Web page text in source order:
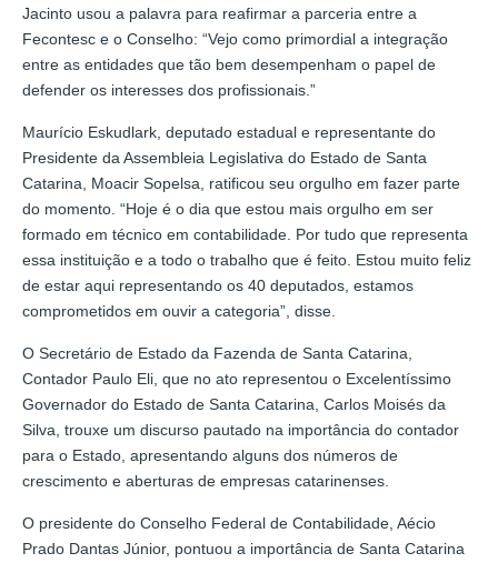
Jacinto usou a palavra para reafirmar a parceria entre a
Fecontesc e o Conselho: “Vejo como primordial a integração
entre as entidades que tão bem desempenham o papel de
defender os interesses dos profissionais.”
Maurício Eskudlark, deputado estadual e representante do
Presidente da Assembleia Legislativa do Estado de Santa
Catarina, Moacir Sopelsa, ratificou seu orgulho em fazer parte
do momento. “Hoje é o dia que estou mais orgulho em ser
formado em técnico em contabilidade. Por tudo que representa
essa instituição e a todo o trabalho que é feito. Estou muito feliz
de estar aqui representando os 40 deputados, estamos
comprometidos em ouvir a categoria”, disse.
O Secretário de Estado da Fazenda de Santa Catarina,
Contador Paulo Eli, que no ato representou o Excelentíssimo
Governador do Estado de Santa Catarina, Carlos Moisés da
Silva, trouxe um discurso pautado na importância do contador
para o Estado, apresentando alguns dos números de
crescimento e aberturas de empresas catarinenses.
O presidente do Conselho Federal de Contabilidade, Aécio
Prado Dantas Júnior, pontuou a importância de Santa Catarina